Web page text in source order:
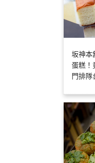
坂神本
蛋糕！
門排隊